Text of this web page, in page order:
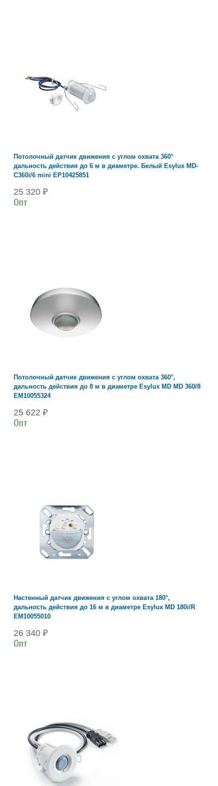
Потолочный датчик движения с углом охвата 360°
дальность действия до 6 м в диаметре. Белый Esylux MD-
C360i/6 mini EP10425851
25 320 ₽
Опт
Потолочный датчик движения с углом охвата 360°,
дальность действия до 8 м в диаметре Esylux MD MD 360/8
EM10055324
25 622 ₽
Опт
Настенный датчик движения с углом охвата 180°,
дальность действия до 16 м в диаметре Esylux MD 180i/R
EM10055010
26 340 ₽
Опт